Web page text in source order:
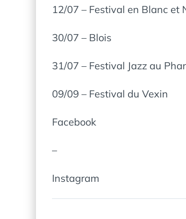
12/07 – Festival en Blanc et
30/07 – Blois
31/07 – Festival Jazz au
09/09 – Festival du Vexin
Facebook
–
Instagram